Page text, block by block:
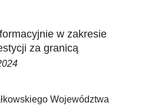
w zakresie
za granicą
Województwa